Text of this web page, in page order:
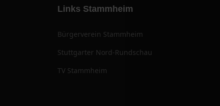
Links Stammheim
Bürgerverein Stammheim
Stuttgarter Nord-Rundschau
TV Stammheim